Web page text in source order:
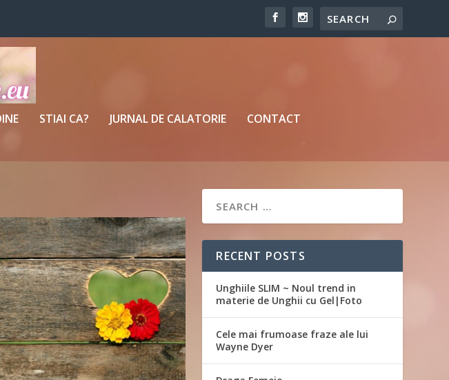
STIAI CA? JURNAL DE CALATORIE CONTACT
RECENT POSTS
Unghiile SLIM ~ Noul trend in
materie de Unghii cu Gel|Foto
Cele mai frumoase fraze ale lui
Wayne Dyer